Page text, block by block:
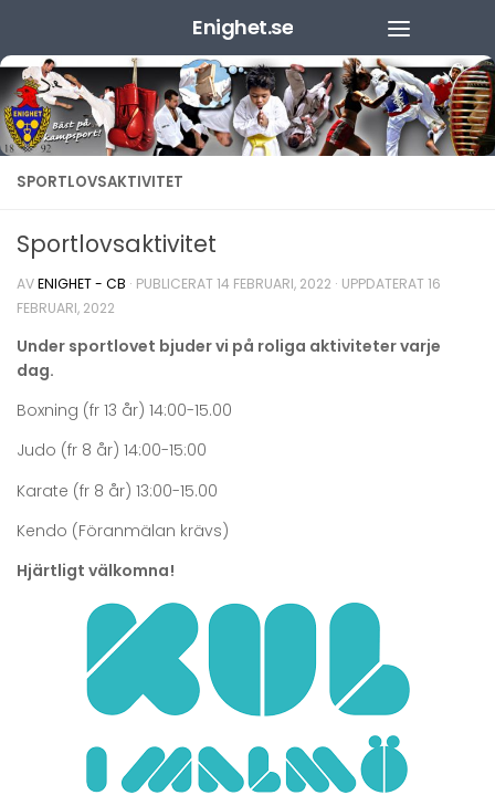
Enighet.se
SPORTLOVSAKTIVITET
Sportlovsaktivitet
AVENIGHET - CB · PUBLICERAT14 FEBRUARI, 2022 · UPPDATERAT16
FEBRUARI, 2022
Under sportlovet bjuder vi på roliga aktiviteter varje
dag.
Boxning (fr 13 år) 14:00-15.00
Judo (fr 8 år) 14:00-15:00
Karate (fr 8 år) 13:00-15.00
Kendo (Föranmälan krävs)
Hjärtligt välkomna!